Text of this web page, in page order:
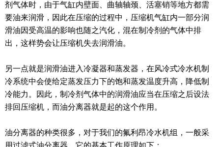
剂气体时，由于气缸内壁面、曲轴轴颈、活塞销等地方都需
要油来润滑，因此在压缩的过程中，压缩机气缸内一部分润
滑油因受高温的影响也随之汽化，混在制冷剂的气体中排
出，这样势会让压缩机失去润滑油。
另一点就是润滑油进入冷凝器和蒸发器，在风冷式冷水机制
冷系统中会使给定蒸发压力下的饱和蒸发温度升高，降低制
冷能力。因此，制冷剂气体中的润滑油应当在压缩之后设法
排回压缩机，而油分离器就是起的这个作用。
油分离器的种类很多，对于我们的氟利昂冷水机组，一般采